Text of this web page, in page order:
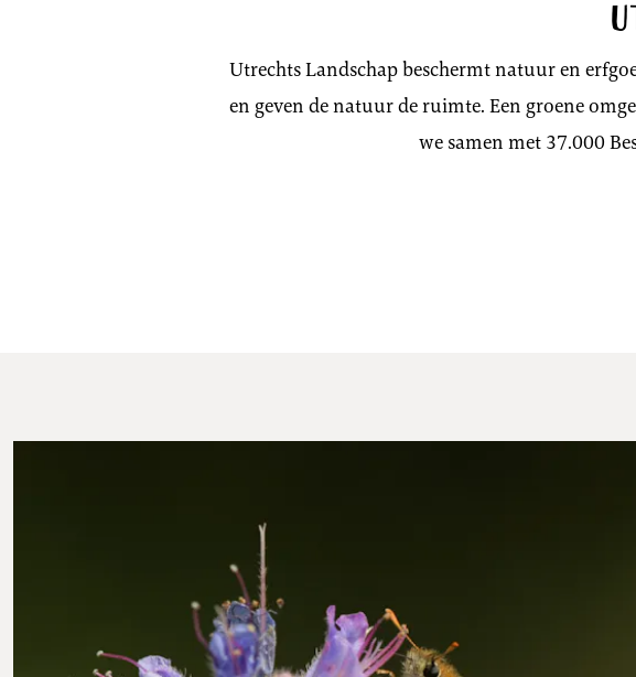
Utrechts Landschap beschermt natuur en
en geven de natuur de ruimte. Een groene
we samen met 37.000